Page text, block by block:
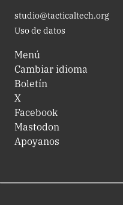
studio@tacticaltech.org
Uso de datos
Menú
Cambiar idioma
Boletín
X
Facebook
Mastodon
Apoyanos